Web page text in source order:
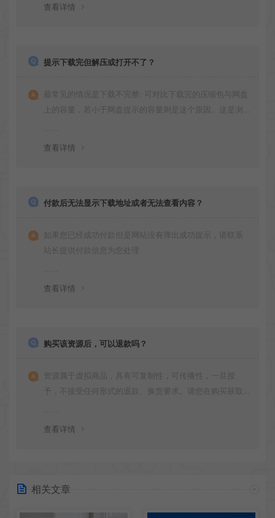
查看详情
提示下载完但解压或打开不了？
最常见的情况是下载不完整: 可对比下载完的压缩包与网盘
上的容量，若小于网盘提示的容量则是这个原因。这是浏
查看详情
付款后无法显示下载地址或者无法查看内容？
如果您已经成功付款但是网站没有弹出成功提示，请联系
站长提供付款信息为您处理
查看详情
购买该资源后，可以退款吗？
资源属于虚拟商品，具有可复制性，可传播性，一旦授
予，不接受任何形式的退款、换货要求。请您在购买获取
查看详情
相关文章